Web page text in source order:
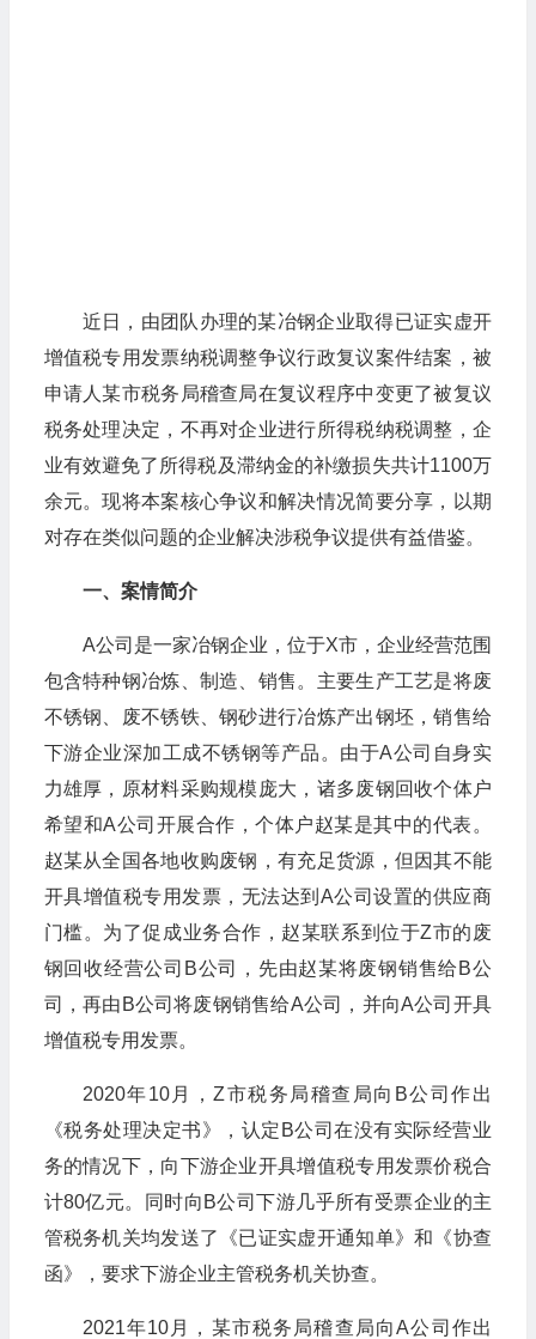
近日，由团队办理的某冶钢企业取得已证实虚开
增值税专用发票纳税调整争议行政复议案件结案，被
申请人某市税务局稽查局在复议程序中变更了被复议
税务处理决定，不再对企业进行所得税纳税调整，企
业有效避免了所得税及滞纳金的补缴损失共计1100万
余元。现将本案核心争议和解决情况简要分享，以期
对存在类似问题的企业解决涉税争议提供有益借鉴。
一、案情简介
A公司是一家冶钢企业，位于X市，企业经营范围
包含特种钢冶炼、制造、销售。主要生产工艺是将废
不锈钢、废不锈铁、钢砂进行冶炼产出钢坯，销售给
下游企业深加工成不锈钢等产品。由于A公司自身实
力雄厚，原材料采购规模庞大，诸多废钢回收个体户
希望和A公司开展合作，个体户赵某是其中的代表。
赵某从全国各地收购废钢，有充足货源，但因其不能
开具增值税专用发票，无法达到A公司设置的供应商
门槛。为了促成业务合作，赵某联系到位于Z市的废
钢回收经营公司B公司，先由赵某将废钢销售给B公
司，再由B公司将废钢销售给A公司，并向A公司开具
增值税专用发票。
2020年10月，Z市税务局稽查局向B公司作出
《税务处理决定书》，认定B公司在没有实际经营业
务的情况下，向下游企业开具增值税专用发票价税合
计80亿元。同时向B公司下游几乎所有受票企业的主
管税务机关均发送了《已证实虚开通知单》和《协查
函》，要求下游企业主管税务机关协查。
2021年10月，某市税务局稽查局向A公司作出